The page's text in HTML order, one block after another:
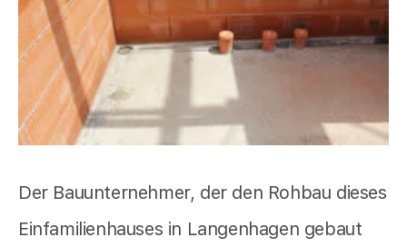
Der Bauunternehmer, der den Rohbau dieses
Einfamilienhauses in Langenhagen gebaut